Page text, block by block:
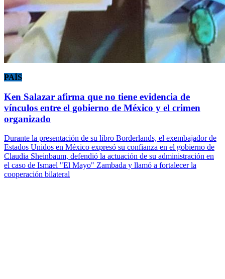
PAÍS
Ken Salazar afirma que no tiene evidencia de
vínculos entre el gobierno de México y el crimen
organizado
Durante la presentación de su libro Borderlands, el exembajador de
Estados Unidos en México expresó su confianza en el gobierno de
Claudia Sheinbaum, defendió la actuación de su administración en
el caso de Ismael "El Mayo" Zambada y llamó a fortalecer la
cooperación bilateral